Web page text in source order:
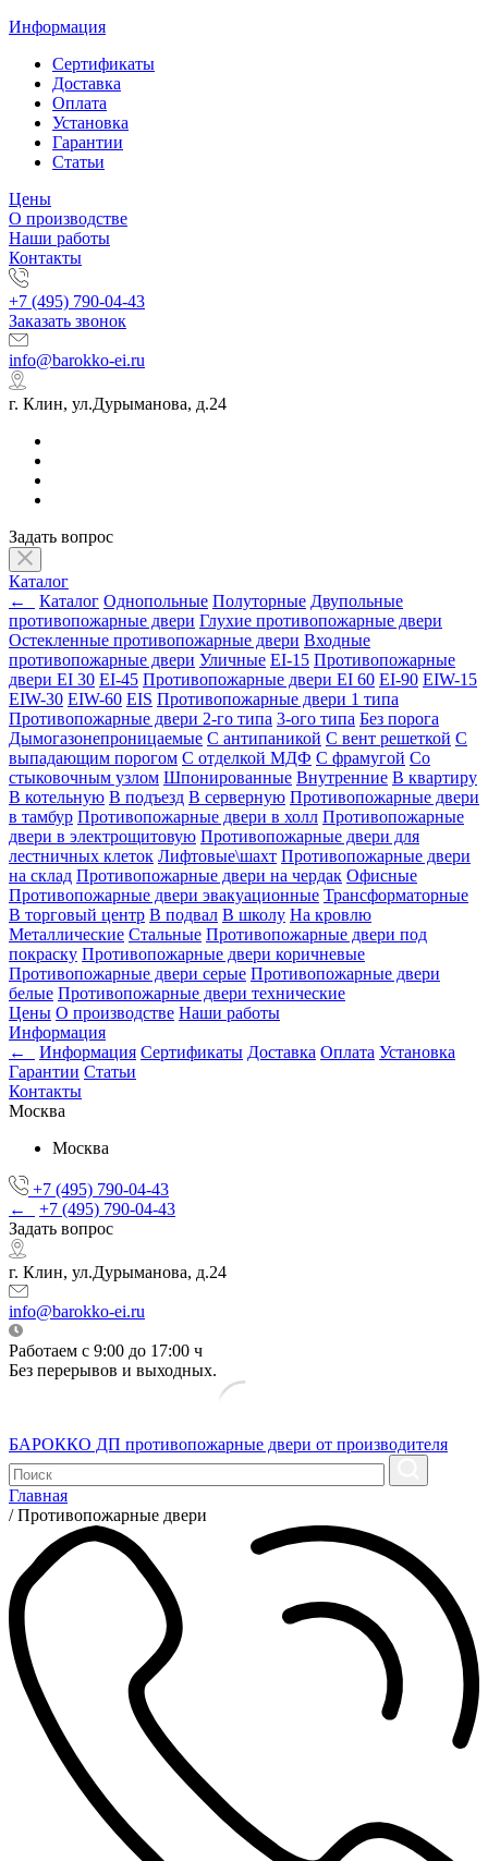
Информация
Сертификаты
Доставка
Оплата
Установка
Гарантии
Статьи
Цены
О производстве
Наши работы
Контакты
+7 (495) 790-04-43
Заказать звонок
info@barokko-ei.ru
г. Клин, ул.Дурыманова, д.24
Задать вопрос
Каталог
←
Каталог Однопольные Полуторные Двупольные
противопожарные двери Глухие противопожарные двери
Остекленные противопожарные двери Входные
противопожарные двери Уличные EI-15 Противопожарные
двери EI 30 EI-45 Противопожарные двери EI 60 EI-90 EIW-15
EIW-30 EIW-60 EIS Противопожарные двери 1 типа
Противопожарные двери 2-го типа 3-ого типа Без порога
Дымогазонепроницаемые С антипаникой С вент решеткой С
выпадающим порогом С отделкой МДФ С фрамугой Со
стыковочным узлом Шпонированные Внутренние В квартиру
В котельную В подъезд В серверную Противопожарные двери
в тамбур Противопожарные двери в холл Противопожарные
двери в электрощитовую Противопожарные двери для
лестничных клеток Лифтовые\шахт Противопожарные двери
на склад Противопожарные двери на чердак Офисные
Противопожарные двери эвакуационные Трансформаторные
В торговый центр В подвал В школу На кровлю
Металлические Стальные Противопожарные двери под
покраску Противопожарные двери коричневые
Противопожарные двери серые Противопожарные двери
белые Противопожарные двери технические
Цены О производстве Наши работы
Информация
←
Информация Сертификаты Доставка Оплата Установка
Гарантии Статьи
Контакты
Москва
Москва
+7 (495) 790-04-43
←
+7 (495) 790-04-43
Задать вопрос
г. Клин, ул.Дурыманова, д.24
info@barokko-ei.ru
Работаем с 9:00 до 17:00 ч
Без перерывов и выходных.
БАРОККО ДП противопожарные двери от производителя
Главная
/ Противопожарные двери